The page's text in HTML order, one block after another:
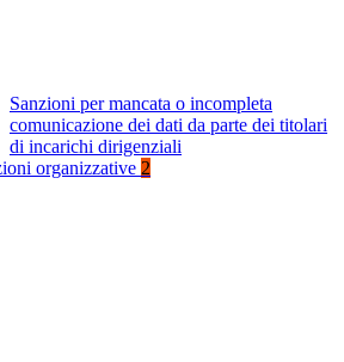
Sanzioni per mancata o incompleta
comunicazione dei dati da parte dei titolari
di incarichi dirigenziali
organizzative 2